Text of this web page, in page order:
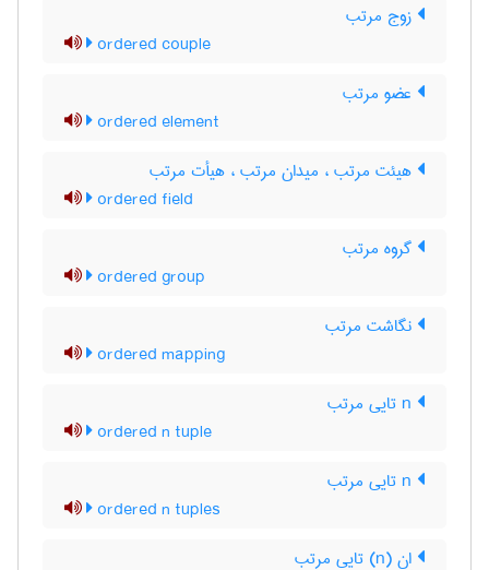
زوج مرتب
ordered couple
عضو مرتب
ordered element
هیئت مرتب ، میدان مرتب ، هیأت مرتب
ordered field
گروه مرتب
ordered group
نگاشت مرتب
ordered mapping
ordered n tuple
ordered n tuples
اِن (n) تایی مرتب